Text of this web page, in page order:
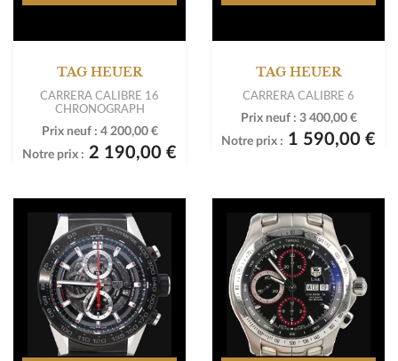
TAG HEUER
CARRERA CALIBRE 16
CHRONOGRAPH
Prix neuf : 4 200,00 €
Notre prix : 2 190,00 €
TAG HEUER
CARRERA CALIBRE 6
Prix neuf : 3 400,00 €
Notre prix : 1 590,00 €